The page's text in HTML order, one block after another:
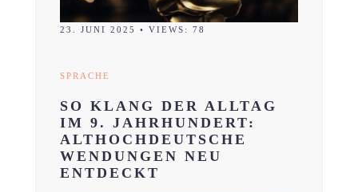
23. JUNI 2025 • VIEWS: 78
SPRACHE
SO KLANG DER ALLTAG
IM 9. JAHRHUNDERT:
ALTHOCHDEUTSCHE
WENDUNGEN NEU
ENTDECKT